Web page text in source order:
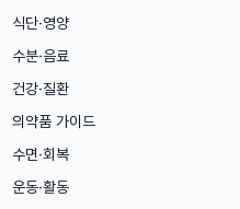
식단·영양
수분·음료
건강·질환
의약품 가이드
수면·회복
운동·활동